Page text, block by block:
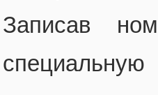
Записав